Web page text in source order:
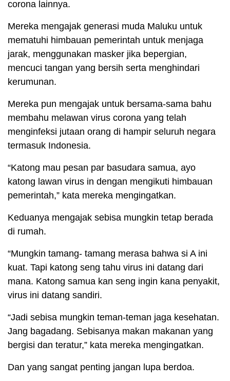
corona lainnya.
Mereka mengajak generasi muda Maluku untuk
mematuhi himbauan pemerintah untuk menjaga
jarak, menggunakan masker jika bepergian,
mencuci tangan yang bersih serta menghindari
kerumunan.
Mereka pun mengajak untuk bersama-sama bahu
membahu melawan virus corona yang telah
menginfeksi jutaan orang di hampir seluruh negara
termasuk Indonesia.
“Katong mau pesan par basudara samua, ayo
katong lawan virus in dengan mengikuti himbauan
pemerintah,” kata mereka mengingatkan.
Keduanya mengajak sebisa mungkin tetap berada
di rumah.
“Mungkin tamang- tamang merasa bahwa si A ini
kuat. Tapi katong seng tahu virus ini datang dari
mana. Katong samua kan seng ingin kana penyakit,
virus ini datang sandiri.
“Jadi sebisa mungkin teman-teman jaga kesehatan.
Jang bagadang. Sebisanya makan makanan yang
bergisi dan teratur,” kata mereka mengingatkan.
Dan yang sangat penting jangan lupa berdoa.